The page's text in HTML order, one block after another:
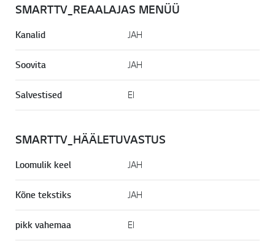
SMARTTV_REAALAJAS MENÜÜ
Kanalid JAH
Soovita JAH
Salvestised EI
SMARTTV_HÄÄLETUVASTUS
Loomulik keel JAH
Kõne tekstiks JAH
pikk vahemaa EI